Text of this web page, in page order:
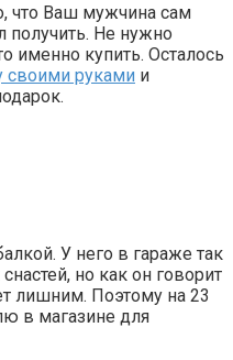
что Ваш мужчина сам
получить. Не нужно
именно купить. Осталось
своими руками и
У него в гараже так
но как он говорит
лишним. Поэтому на 23
в магазине для